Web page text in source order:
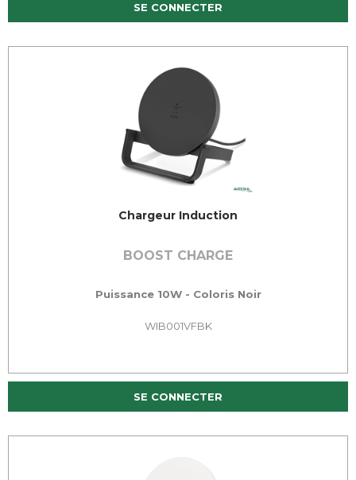
SE CONNECTER
Chargeur Induction
BOOST CHARGE
Puissance 10W - Coloris Noir
WIB001VFBK
SE CONNECTER